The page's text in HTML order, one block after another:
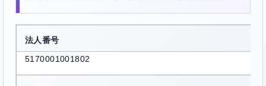
法人番号
5170001001802